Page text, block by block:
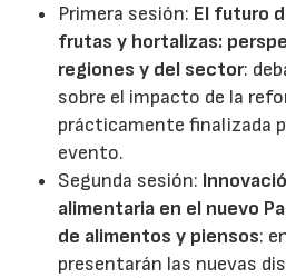
Primera sesión: El futuro
frutas y hortalizas:
regiones y del sector:
sobre el impacto de la
prácticamente finalizada
evento.
Segunda sesión:
alimentaria en el nuevo
de alimentos y piensos:
presentarán las nuevas